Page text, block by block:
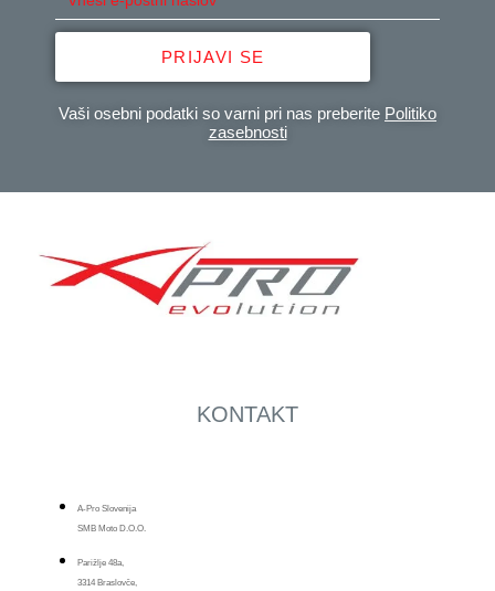
PRIJAVI SE
Vaši osebni podatki so varni pri nas preberite Politiko
zasebnosti
KONTAKT
A-Pro Slovenija
SMB Moto D.o.o.
Parižlje 48a,
3314 Braslovče,